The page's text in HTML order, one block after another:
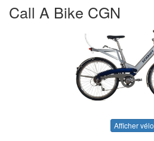
Call A Bike CGN
Afficher vélo